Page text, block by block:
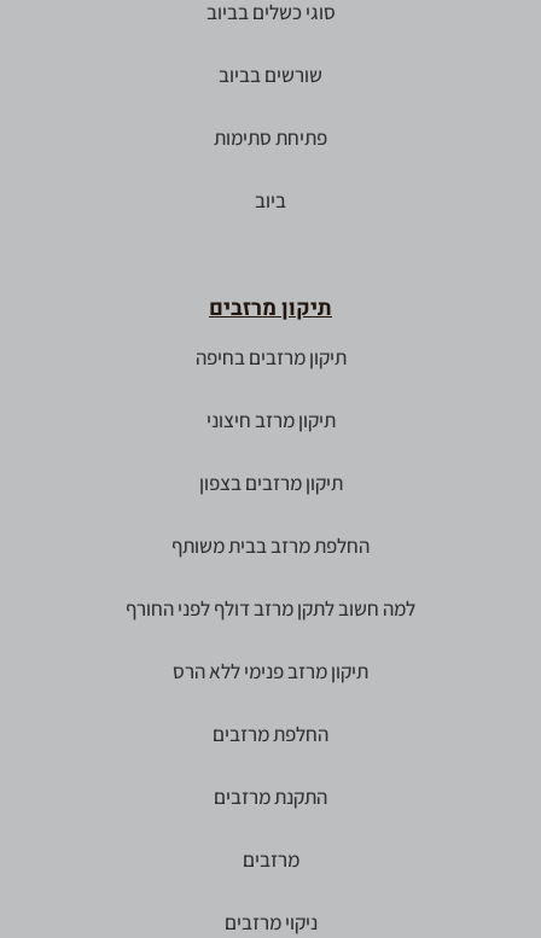
סוגי כשלים בביוב
שורשים בביוב
פתיחת סתימות
ביוב
תיקון מרזבים
תיקון מרזבים בחיפה
תיקון מרזב חיצוני
תיקון מרזבים בצפון
החלפת מרזב בבית משותף
למה חשוב לתקן מרזב דולף לפני החורף
תיקון מרזב פנימי ללא הרס
החלפת מרזבים
התקנת מרזבים
מרזבים
ניקוי מרזבים